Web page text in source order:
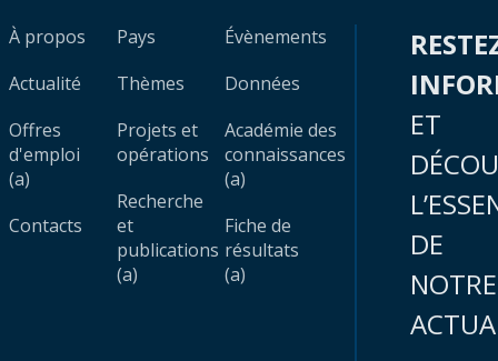
À propos
Actualité
Offres
d'emploi
(a)
Contacts
Pays
Thèmes
Projets et
opérations
Recherche
et
publications
(a)
Évènements
Données
Académie des
connaissances
(a)
Fiche de
résultats
(a)
ET
DE
NOTRE